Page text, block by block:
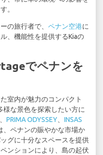
。
の旅行者で、 ペナン空港に
、機能性を提供するKiaの
でペナンを
室内が魅力のコンパクト
様な景色を探索したい方に
PRIMA ODYSSEY
INSAS
、ペナンの賑やかな市場か
グに十分なスペースを提供
ンションにより、島の起伏